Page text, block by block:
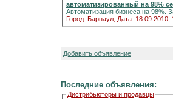
автоматизированный на 98%
Автоматизация бизнеса на
Город: Барнаул; Дата: 18.09.2010,
Добавить объявление
Последние объявления:
Дистрибьюторы и продавцы